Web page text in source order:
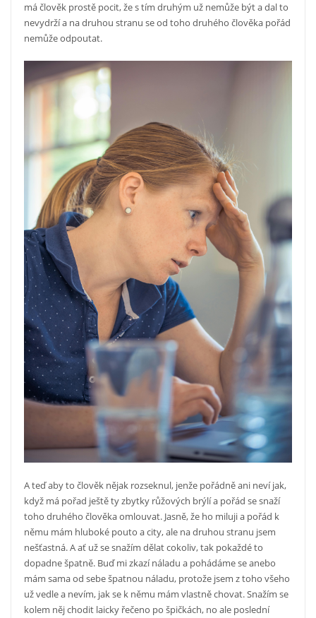
má člověk prostě pocit, že s tím druhým už nemůže být a dal to
nevydrží a na druhou stranu se od toho druhého člověka pořád
nemůže odpoutat.
A teď aby to člověk nějak rozseknul, jenže pořádně ani neví jak,
když má pořad ještě ty zbytky růžových brýlí a pořád se snaží
toho druhého člověka omlouvat. Jasně, že ho miluji a pořád k
němu mám hluboké pouto a city, ale na druhou stranu jsem
nešťastná. A ať už se snažím dělat cokoliv, tak pokaždé to
dopadne špatně. Buď mi zkazí náladu a pohádáme se anebo
mám sama od sebe špatnou náladu, protože jsem z toho všeho
už vedle a nevím, jak se k němu mám vlastně chovat. Snažím se
kolem něj chodit laicky řečeno po špičkách, no ale poslední